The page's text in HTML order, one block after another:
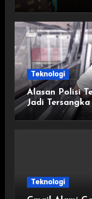
Teknologi
Alasan Polisi
Jadi
demi Lindungi
Teknologi